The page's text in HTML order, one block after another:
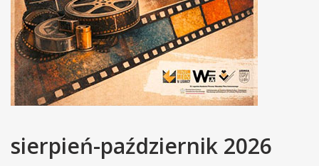
sierpień-październik 2026